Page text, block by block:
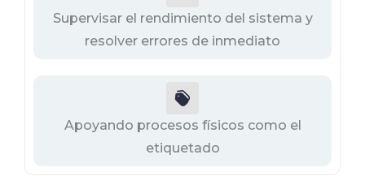
Supervisar el rendimiento del sistema y
resolver errores de inmediato
Apoyando procesos físicos como el
etiquetado